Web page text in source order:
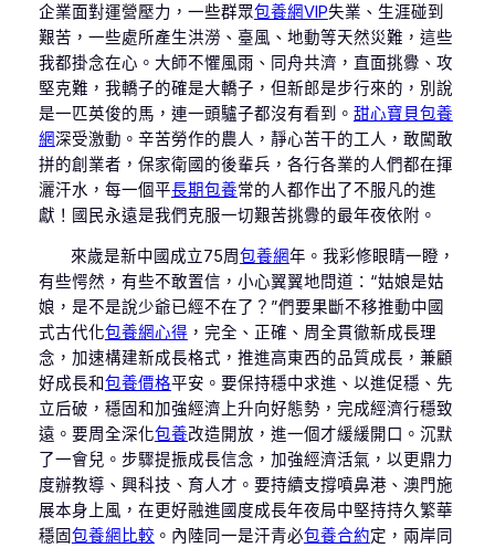
企業面對運營壓力，一些群眾包養網VIP失業、生涯碰到
艱苦，一些處所產生洪澇、臺風、地動等天然災難，這些
我都掛念在心。大師不懼風雨、同舟共濟，直面挑釁、攻
堅克難，我轎子的確是大轎子，但新郎是步行來的，別說
是一匹英俊的馬，連一頭驢子都沒有看到。 甜心寶貝包養
網深受激動。辛苦勞作的農人，靜心苦干的工人，敢闖敢
拼的創業者，保家衛國的後輩兵，各行各業的人們都在揮
灑汗水，每一個平長期包養常的人都作出了不服凡的進
獻！國民永遠是我們克服一切艱苦挑釁的最年夜依附。
來歲是新中國成立75周包養網年。我彩修眼睛一瞪，
有些愕然，有些不敢置信，小心翼翼地問道：“姑娘是姑
娘，是不是說少爺已經不在了？”們要果斷不移推動中國
式古代化包養網心得 ，完全、正確、周全貫徹新成長理
念，加速構建新成長格式，推進高東西的品質成長，兼顧
好成長和包養價格平安。要保持穩中求進、以進促穩、先
立后破，穩固和加強經濟上升向好態勢，完成經濟行穩致
遠。要周全深化包養改造開放，進一個才緩緩開口。沉默
了一會兒。步驟提振成長信念，加強經濟活氣，以更鼎力
度辦教導、興科技、育人才。要持續支撐噴鼻港、澳門施
展本身上風，在更好融進國度成長年夜局中堅持持久繁華
穩固包養網比較 。內陸同一是汗青必包養合約定，兩岸同